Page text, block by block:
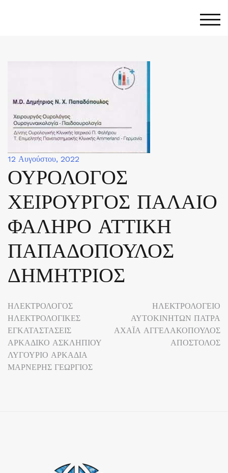
12 Αυγούστου, 2022
ΟΥΡΟΛΟΓΟΣ
ΧΕΙΡΟΥΡΓΟΣ ΠΑΛΑΙΟ
ΦΑΛΗΡΟ ΑΤΤΙΚΗ
ΠΑΠΑΔΟΠΟΥΛΟΣ
ΔΗΜΗΤΡΙΟΣ
Πλοήγηση
άρθρων
ΗΛΕΚΤΡΟΛΟΓΟΣ
ΗΛΕΚΤΡΟΛΟΓΙΚΕΣ
ΕΓΚΑΤΑΣΤΑΣΕΙΣ
ΑΡΚΑΔΙΚΟ ΑΣΚΛΗΠΙΟΥ
ΛΥΓΟΥΡΙΟ ΑΡΚΑΔΙΑ
ΜΑΡΝΕΡΗΣ ΓΕΩΡΓΙΟΣ
ΗΛΕΚΤΡΟΛΟΓΕΙΟ
ΑΥΤΟΚΙΝΗΤΩΝ ΠΑΤΡΑ
ΑΧΑΪΑ ΑΓΓΕΛΑΚΟΠΟΥΛΟΣ
ΑΠΟΣΤΟΛΟΣ